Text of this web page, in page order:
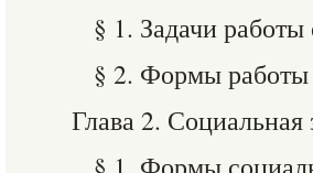
§ 1. Задачи
§ 2. Формы работы
Глава 2.